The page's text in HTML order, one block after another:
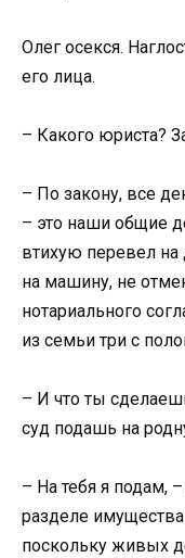
Олег осекся.
его лица.
– Какого юриста?
– По закону, все
– это наши общие
втихую перевел на
на машину, не
нотариального
из семьи три с
– И что ты
суд подашь на
– На тебя я подам,
разделе
поскольку живых